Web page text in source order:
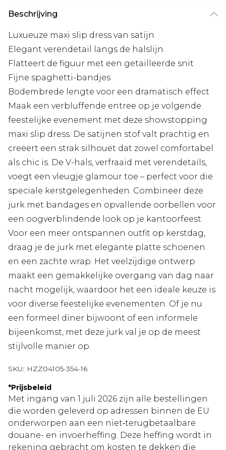
Beschrijving
Luxueuze maxi slip dress van satijn
Elegant verendetail langs de halslijn
Flatteert de figuur met een getailleerde snit
Fijne spaghetti-bandjes
Bodembrede lengte voor een dramatisch effect
Maak een verbluffende entree op je volgende
feestelijke evenement met deze showstopping
maxi slip dress. De satijnen stof valt prachtig en
creëert een strak silhouet dat zowel comfortabel
als chic is. De V-hals, verfraaid met verendetails,
voegt een vleugje glamour toe – perfect voor die
speciale kerstgelegenheden. Combineer deze
jurk met bandages en opvallende oorbellen voor
een oogverblindende look op je kantoorfeest.
Voor een meer ontspannen outfit op kerstdag,
draag je de jurk met elegante platte schoenen
en een zachte wrap. Het veelzijdige ontwerp
maakt een gemakkelijke overgang van dag naar
nacht mogelijk, waardoor het een ideale keuze is
voor diverse feestelijke evenementen. Of je nu
een formeel diner bijwoont of een informele
bijeenkomst, met deze jurk val je op de meest
stijlvolle manier op.
SKU: HZZ04105-354-16
*Prijsbeleid
Met ingang van 1 juli 2026 zijn alle bestellingen
die worden geleverd op adressen binnen de EU
onderworpen aan een niet‑terugbetaalbare
douane- en invoerheffing. Deze heffing wordt in
rekening gebracht om kosten te dekken die